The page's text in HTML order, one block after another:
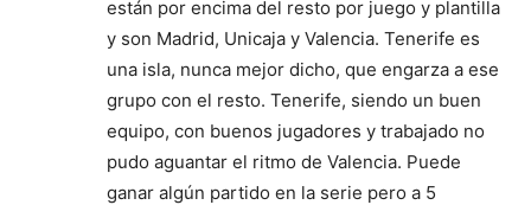
están por encima del resto por juego y plantilla
y son Madrid, Unicaja y Valencia. Tenerife es
una isla, nunca mejor dicho, que engarza a ese
grupo con el resto. Tenerife, siendo un buen
equipo, con buenos jugadores y trabajado no
pudo aguantar el ritmo de Valencia. Puede
ganar algún partido en la serie pero a 5